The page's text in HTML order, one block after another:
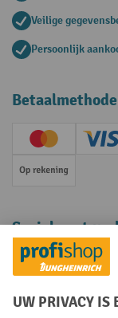
Veilige
Persoonlijk
Creditcard
Op rekening
Sociale
Facebook
YouTube
LinkedIn